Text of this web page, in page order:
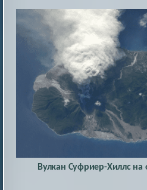
Вулкан Суфриер-Хиллс на